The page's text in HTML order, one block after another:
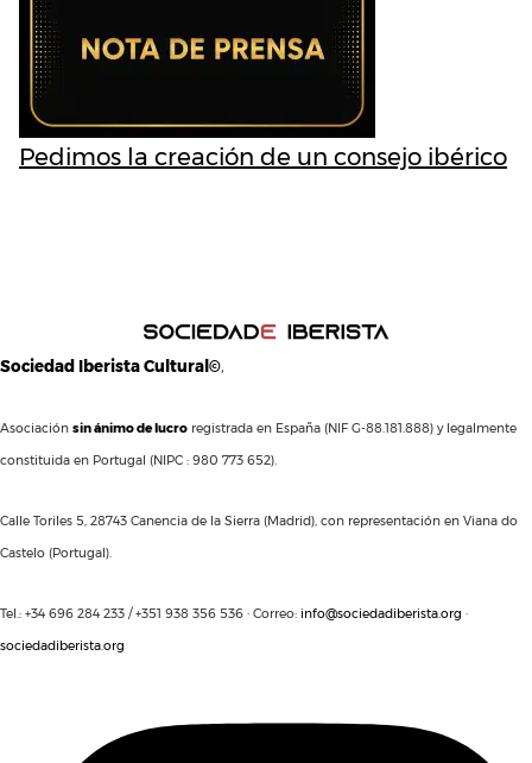
Pedimos la creación de un consejo ibérico
Sociedad Iberista Cultural©,
Asociación sin ánimo de lucro registrada en España (NIF G-88.181.888) y legalmente
constituida en Portugal (NIPC : 980 773 652).
Calle Toriles 5, 28743 Canencia de la Sierra (Madrid), con representación en Viana do
Castelo (Portugal).
Tel.: +34 696 284 233 / +351 938 356 536 · Correo: info@sociedadiberista.org ·
sociedadiberista.org